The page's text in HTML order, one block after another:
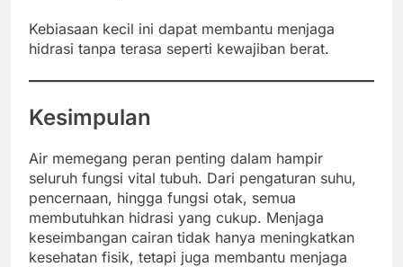
Kebiasaan kecil ini dapat membantu menjaga
hidrasi tanpa terasa seperti kewajiban berat.
Kesimpulan
Air memegang peran penting dalam hampir
seluruh fungsi vital tubuh. Dari pengaturan suhu,
pencernaan, hingga fungsi otak, semua
membutuhkan hidrasi yang cukup. Menjaga
keseimbangan cairan tidak hanya meningkatkan
kesehatan fisik, tetapi juga membantu menjaga